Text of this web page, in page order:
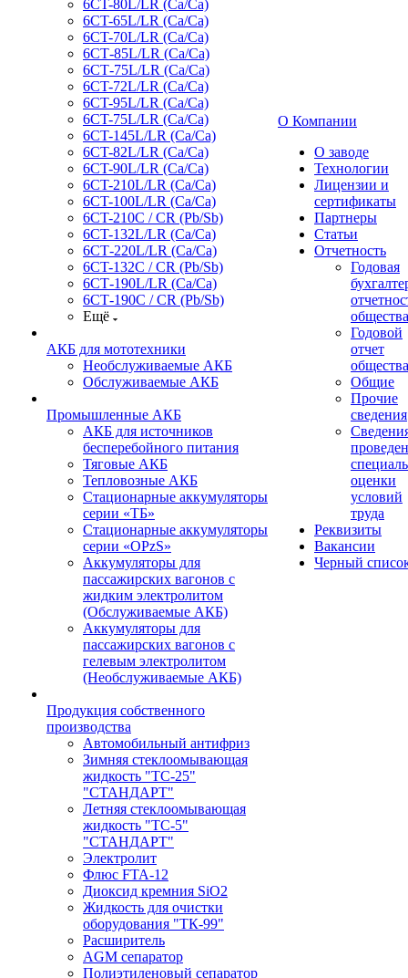
6CT-80L/LR (Са/Са)
6CT-65L/LR (Ca/Ca)
6CT-70L/LR (Са/Са)
6СТ-85L/LR (Са/Са)
6СТ-75L/LR (Ca/Ca)
6CT-72L/LR (Ca/Ca)
6CT-95L/LR (Са/Са)
6CT-75L/LR (Ca/Ca)
6CT-145L/LR (Са/Са)
6CT-82L/LR (Са/Са)
6CT-90L/LR (Ca/Ca)
6CT-210L/LR (Ca/Ca)
6CT-100L/LR (Ca/Ca)
6CT-210C / CR (Pb/Sb)
6CT-132L/LR (Ca/Ca)
6СТ-220L/LR (Ca/Ca)
6CT-132C / CR (Pb/Sb)
6СТ-190L/LR (Ca/Ca)
6СТ-190С / CR (Pb/Sb)
Ещё
АКБ для мототехники
Необслуживаемые АКБ
Обслуживаемые АКБ
Промышленные АКБ
АКБ для источников
бесперебойного питания
Тяговые АКБ
Тепловозные АКБ
Стационарные аккумуляторы
серии «ТБ»
Стационарные аккумуляторы
серии «OPzS»
Аккумуляторы для
пассажирских вагонов с
жидким электролитом
(Обслуживаемые АКБ)
Аккумуляторы для
пассажирских вагонов с
гелевым электролитом
(Необслуживаемые АКБ)
Продукция собственного
производства
Автомобильный антифриз
Зимняя стеклоомывающая
жидкость "ТС-25"
"СТАНДАРТ"
Летняя стеклоомывающая
жидкость "ТС-5"
"СТАНДАРТ"
Электролит
Флюс FTA-12
Диоксид кремния SiO2
Жидкость для очистки
оборудования "ТК-99"
Расширитель
AGM сепаратор
Полиэтиленовый сепаратор
О Компании
О заводе
Технологии
Лицензии и
сертификаты
Партнеры
Статьи
Отчетность
Годовая
общества
Годовой
отчет
общества
Общие
Прочие
сведения
оценки
условий
труда
Реквизиты
Вакансии
Черный